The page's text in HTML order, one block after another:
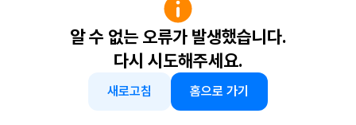
알 수 없는 오류가 발생했습니다.
다시 시도해주세요.
새로고침 홈으로 가기